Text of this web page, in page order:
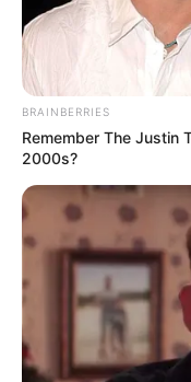
BRAINBERRIES
Remember The Justin
2000s?